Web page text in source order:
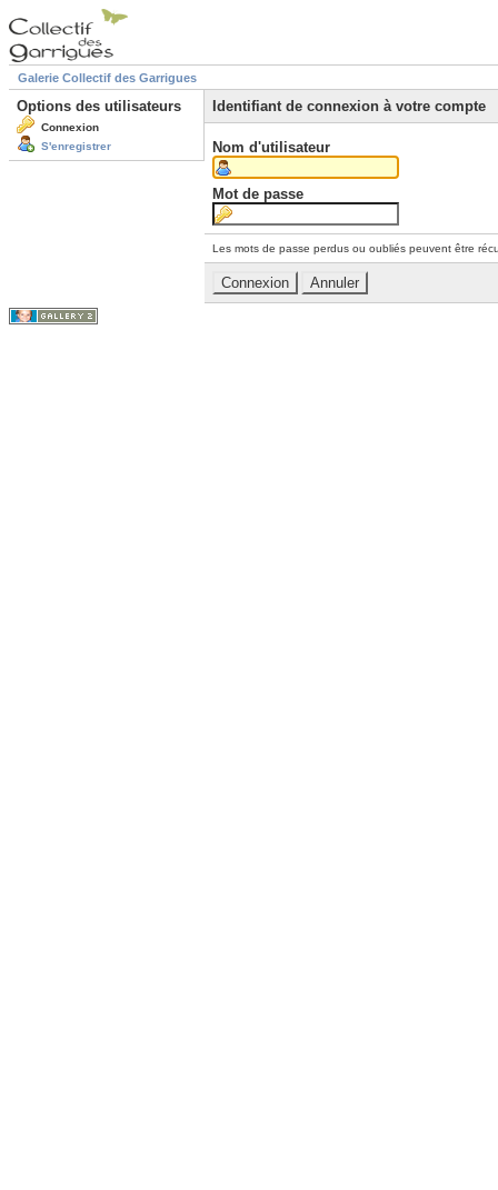
Galerie Collectif des Garrigues
Options des utilisateurs
Connexion
S'enregistrer
Identifiant de connexion à votre compte
Nom d'utilisateur
Mot de passe
Les mots de passe perdus ou oubliés peuvent être